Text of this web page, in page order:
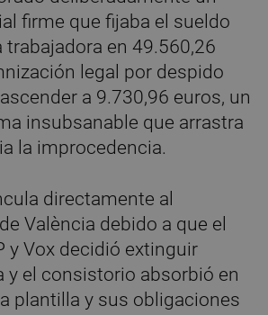
firme que fijaba el sueldo
trabajadora en 49.560,26
legal por despido
a 9.730,96 euros, un
insubsanable que arrastra
la improcedencia.
directamente al
València debido a que el
y Vox decidió extinguir
y el consistorio absorbió en
plantilla y sus obligaciones